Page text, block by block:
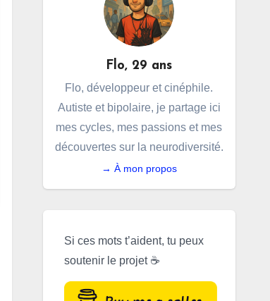
Flo, 29 ans
Flo, développeur et cinéphile.
Autiste et bipolaire, je partage ici
mes cycles, mes passions et mes
découvertes sur la neurodiversité.
→ À mon propos
Si ces mots t’aident, tu peux
soutenir le projet ☕